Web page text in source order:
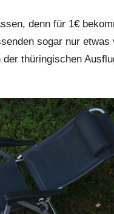
denn für 1€
sogar nur
thüringischen